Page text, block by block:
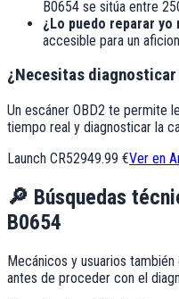
B0654 se sitúa entre
¿Lo puedo reparar yo
accesible para un
¿Necesitas diagnosticar
Un escáner OBD2 te permite
tiempo real y diagnosticar la
Launch CR52949.99 €Ver en
🔎 Búsquedas
B0654
Mecánicos y usuarios
antes de proceder con el